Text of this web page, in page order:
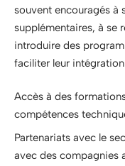
souvent encouragés à
supplémentaires, à se
introduire des
faciliter leur
Accès à des
compétences
Partenariats avec le
avec des compagnies